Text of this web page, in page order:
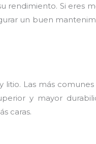
rendimiento. Si eres
un buen
litio. Las más
y mayor
caras.